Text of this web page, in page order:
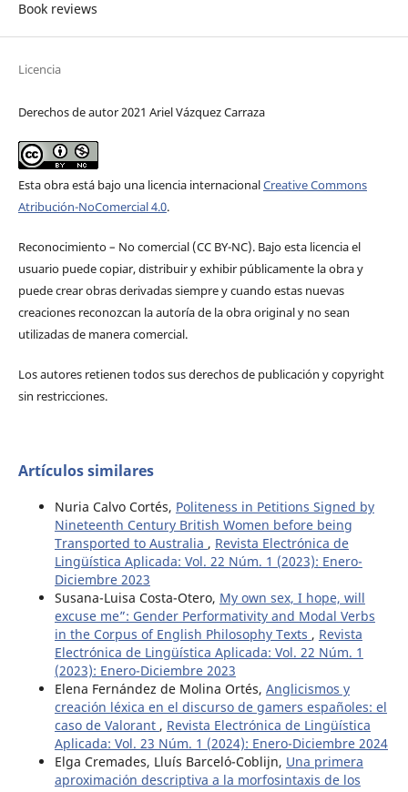
Book reviews
Licencia
Derechos de autor 2021 Ariel Vázquez Carraza
Esta obra está bajo una licencia internacionalCreative Commons
Atribución-NoComercial 4.0.
Reconocimiento – No comercial (CC BY-­NC). Bajo esta licencia el
usuario puede copiar, distribuir y exhibir públicamente la obra y
puede crear obras derivadas siempre y cuando estas nuevas
creaciones reconozcan la autoría de la obra original y no sean
utilizadas de manera comercial.
Los autores retienen todos sus derechos de publicación y copyright
sin restricciones.
Artículos similares
Nuria Calvo Cortés, Politeness in Petitions Signed by
Nineteenth Century British Women before being
Transported to Australia , Revista Electrónica de
Lingüística Aplicada: Vol. 22 Núm. 1 (2023): Enero-
Diciembre 2023
Susana-Luisa Costa-Otero, My own sex, I hope, will
excuse me”: Gender Performativity and Modal Verbs
in the Corpus of English Philosophy Texts , Revista
Electrónica de Lingüística Aplicada: Vol. 22 Núm. 1
(2023): Enero-Diciembre 2023
Elena Fernández de Molina Ortés, Anglicismos y
creación léxica en el discurso de gamers españoles: el
caso de Valorant , Revista Electrónica de Lingüística
Aplicada: Vol. 23 Núm. 1 (2024): Enero-Diciembre 2024
Elga Cremades, Lluís Barceló-Coblijn, Una primera
aproximación descriptiva a la morfosintaxis de los